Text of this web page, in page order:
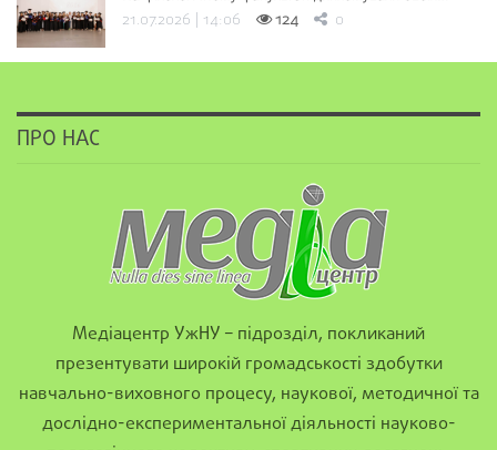
21.07.2026 | 14:06 124 0
ПРО НАС
Медіацентр УжНУ – підрозділ, покликаний
презентувати широкій громадськості здобутки
навчально-виховного процесу, наукової, методичної та
дослідно-експериментальної діяльності науково-